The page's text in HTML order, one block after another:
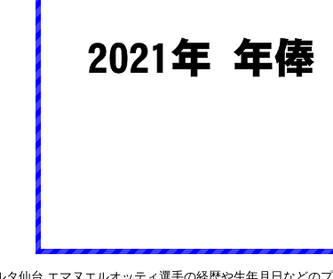
タ仙台 エマヌエルオッティ選手の経歴や生年月日などの